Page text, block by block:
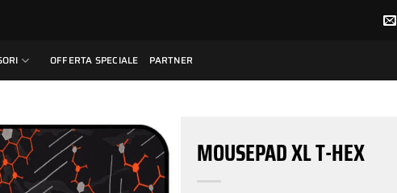
OFFERTA SPECIALE PARTNER
MOUSEPAD XL T-HEX